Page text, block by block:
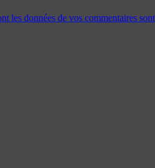
les données de vos commentaires